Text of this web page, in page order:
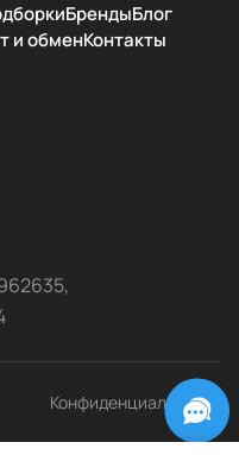
БрендыБлог
и обменКонтакты
Конфиденциальность